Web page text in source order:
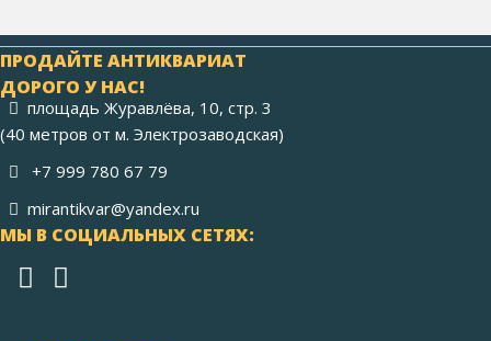
ПРОДАЙТЕ АНТИКВАРИАТ
ДОРОГО У НАС!
площадь Журавлёва, 10, стр. 3
(40 метров от м. Электрозаводская)
+7 999 780 67 79
mirantikvar@yandex.ru
МЫ В СОЦИАЛЬНЫХ СЕТЯХ: